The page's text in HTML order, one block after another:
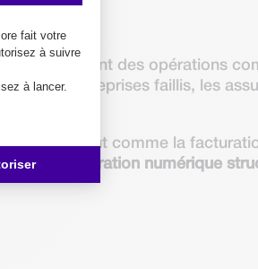
qui réalisent des opérations
les entreprises faillis, les
2028.
tout comme la
une
facturation numérique